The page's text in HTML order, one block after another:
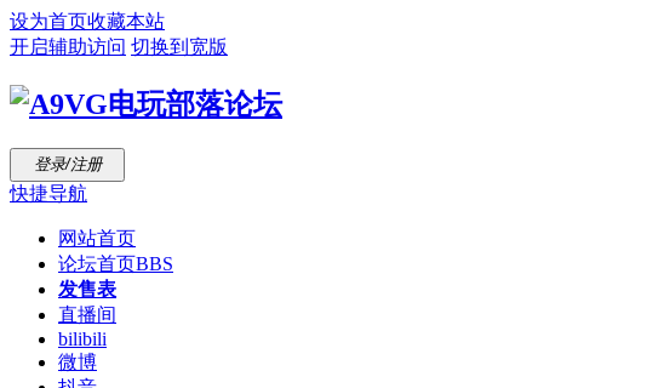
设为首页收藏本站
开启辅助访问 切换到宽版
登录/注册
快捷导航
网站首页
论坛首页BBS
发售表
直播间
bilibili
微博